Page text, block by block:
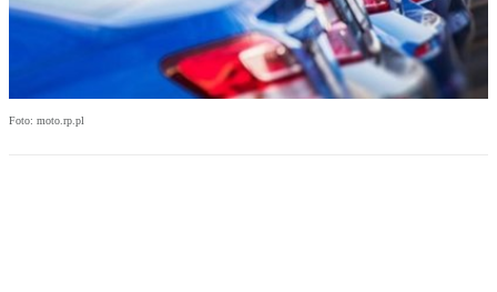
Foto: moto.rp.pl